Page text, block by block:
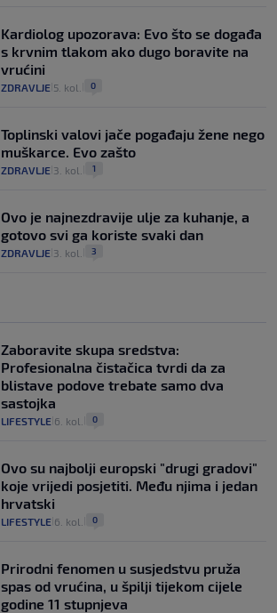
Kardiolog upozorava: Evo što se događa
s krvnim tlakom ako dugo boravite na
vrućini
ZDRAVLJE 5. kol. 0
Toplinski valovi jače pogađaju žene nego
muškarce. Evo zašto
ZDRAVLJE 3. kol. 1
Ovo je najnezdravije ulje za kuhanje, a
gotovo svi ga koriste svaki dan
ZDRAVLJE 3. kol. 3
Zaboravite skupa sredstva:
Profesionalna čistačica tvrdi da za
blistave podove trebate samo dva
sastojka
LIFESTYLE 6. kol. 0
Ovo su najbolji europski "drugi gradovi"
koje vrijedi posjetiti. Među njima i jedan
hrvatski
LIFESTYLE 6. kol. 0
Prirodni fenomen u susjedstvu pruža
spas od vrućina, u špilji tijekom cijele
godine 11 stupnjeva